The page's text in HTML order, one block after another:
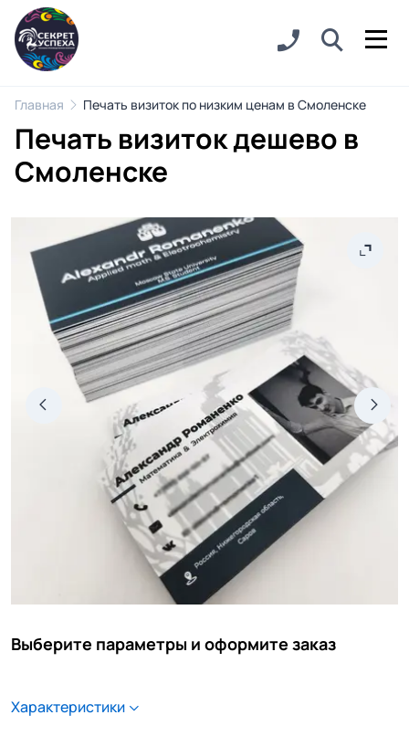
Главная Печать визиток по низким ценам в Смоленске
Печать визиток дешево в
Смоленске
Выберите параметры и оформите заказ
Характеристики